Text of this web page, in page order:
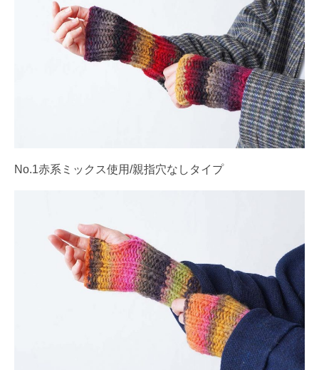
No.1赤系ミックス使用/親指穴なしタイプ